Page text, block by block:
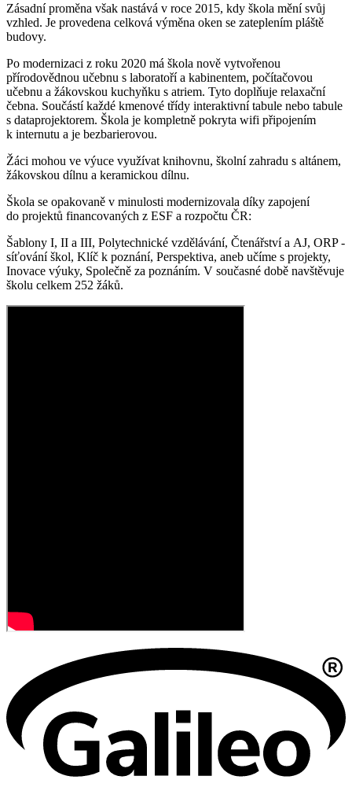
Zásadní proměna však nastává v roce 2015, kdy škola mění svůj
vzhled. Je provedena celková výměna oken se zateplením pláště
budovy.
Po modernizaci z roku 2020 má škola nově vytvořenou
přírodovědnou učebnu s laboratoří a kabinentem, počítačovou
učebnu a žákovskou kuchyňku s atriem. Tyto doplňuje relaxační
čebna. Součástí každé kmenové třídy interaktivní tabule nebo tabule
s dataprojektorem. Škola je kompletně pokryta wifi připojením
k internutu a je bezbarierovou.
Žáci mohou ve výuce využívat knihovnu, školní zahradu s altánem,
žákovskou dílnu a keramickou dílnu.
Škola se opakovaně v minulosti modernizovala díky zapojení
do projektů financovaných z ESF a rozpočtu ČR:
Šablony I, II a III, Polytechnické vzdělávání, Čtenářství a AJ, ORP -
síťování škol, Klíč k poznání, Perspektiva, aneb učíme s projekty,
Inovace výuky, Společně za poznáním. V současné době navštěvuje
školu celkem 252 žáků.